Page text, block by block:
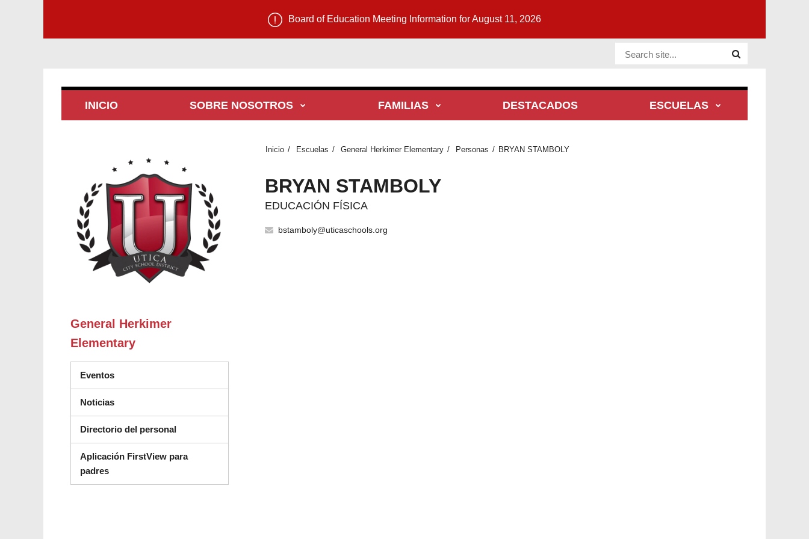
Board of Education Meeting Information for August 11, 2026
Website Site
INICIO SOBRE NOSOTROS FAMILIAS DESTACADOS ESCUELAS
Inicio Escuelas General Herkimer Elementary Personas BRYAN STAMBOLY
BRYAN STAMBOLY
EDUCACIÓN FÍSICA
bstamboly@uticaschools.org
General Herkimer
Elementary
Eventos
Noticias
Directorio del personal
Aplicación FirstView para
padres